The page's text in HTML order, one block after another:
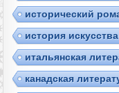
исторический
история искусства
итальянская
канадская